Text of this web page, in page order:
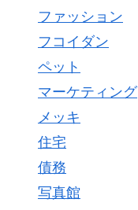
ファッション
フコイダン
ペット
マーケティング
メッキ
住宅
債務
写真館